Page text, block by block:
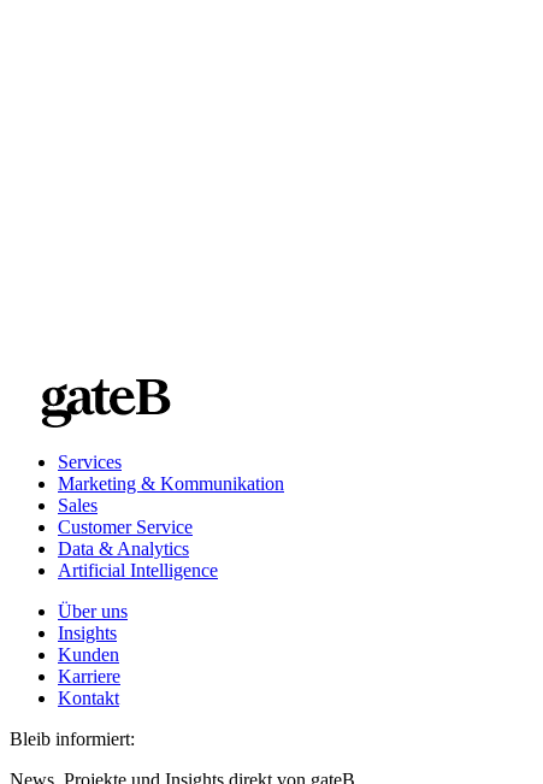
Services
Marketing & Kommunikation
Sales
Customer Service
Data & Analytics
Artificial Intelligence
Über uns
Insights
Kunden
Karriere
Kontakt
Bleib informiert:
News, Projekte und Insights direkt von gateB.